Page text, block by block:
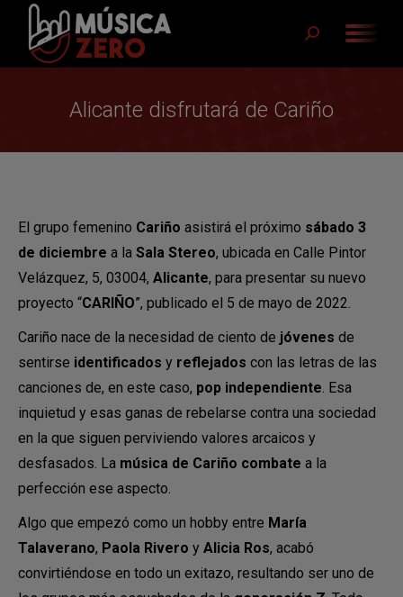
Buscar:
Alicante disfrutará de Cariño
El grupo femenino Cariño asistirá el próximo sábado 3
de diciembre a la Sala Stereo, ubicada en Calle Pintor
Velázquez, 5, 03004, Alicante, para presentar su nuevo
proyecto “CARIÑO”, publicado el 5 de mayo de 2022.
Cariño nace de la necesidad de ciento de jóvenes de
sentirse identificados y reflejados con las letras de las
canciones de, en este caso, pop independiente. Esa
inquietud y esas ganas de rebelarse contra una sociedad
en la que siguen perviviendo valores arcaicos y
desfasados. La música de Cariño combate a la
perfección ese aspecto.
Algo que empezó como un hobby entre María
Talaverano, Paola Rivero y Alicia Ros, acabó
convirtiéndose en todo un exitazo, resultando ser uno de